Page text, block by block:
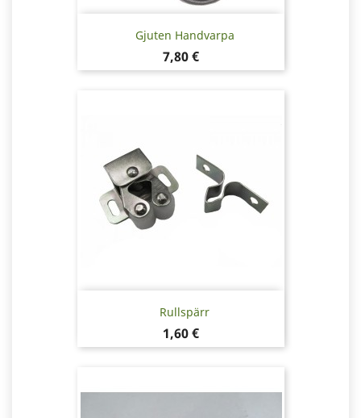
Gjuten Handvarpa
Pris
7,80 €
Rullspärr
Pris
1,60 €